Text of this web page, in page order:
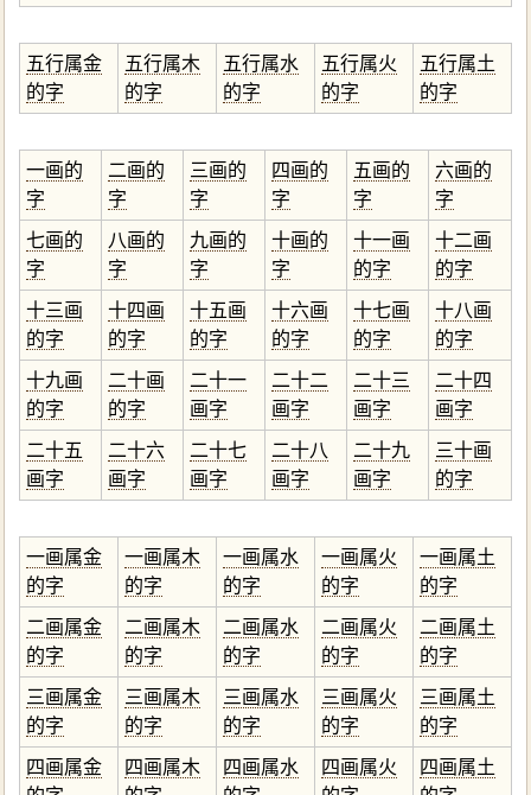
五行属金
的字
五行属木
的字
五行属水
的字
五行属火
的字
五行属土
的字
一画的
字
二画的
字
三画的
字
四画的
字
五画的
字
六画的
字
七画的
字
八画的
字
九画的
字
十画的
字
十一画
的字
十二画
的字
十三画
的字
十四画
的字
十五画
的字
十六画
的字
十七画
的字
十八画
的字
十九画
的字
二十画
的字
二十一
画字
二十二
画字
二十三
画字
二十四
画字
二十五
画字
二十六
画字
二十七
画字
二十八
画字
二十九
画字
三十画
的字
一画属金
的字
一画属木
的字
一画属水
的字
一画属火
的字
一画属土
的字
二画属金
的字
二画属木
的字
二画属水
的字
二画属火
的字
二画属土
的字
三画属金
的字
三画属木
的字
三画属水
的字
三画属火
的字
三画属土
的字
四画属金
四画属木
四画属水
四画属火
四画属土